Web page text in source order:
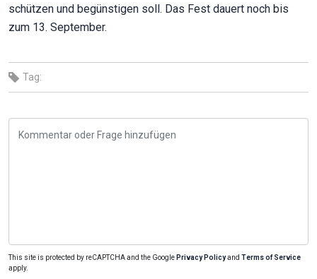
schützen und begünstigen soll. Das Fest dauert noch bis
zum 13. September.
Tag:
This site is protected by reCAPTCHA and the Google Privacy Policyand Terms of Service
apply.